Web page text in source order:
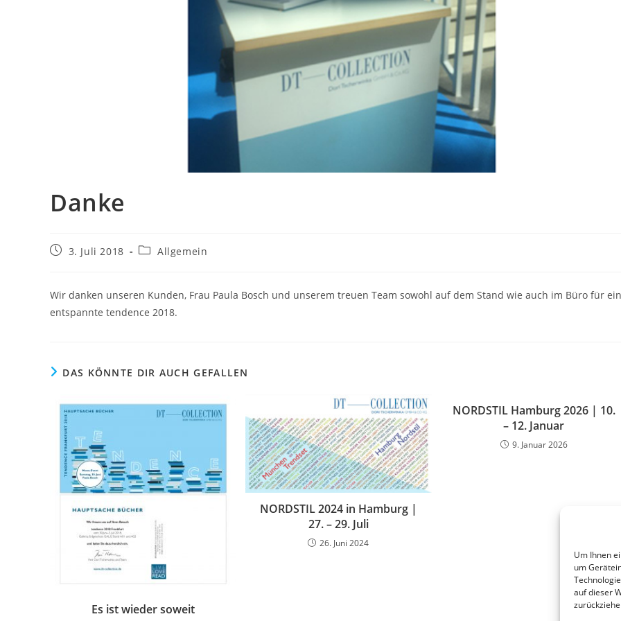
Um Ihnen
um
auf dieser
Danke
Beitrag3. Juli 2018
Beitrags-
Allgemein
Wir danken unseren Kunden, Frau Paula Bosch und unserem treuen Team sowohl auf dem Stand wie auch im Büro für
entspannte tendence 2018.
DAS KÖNNTE DIR AUCH GEFALLEN
Es ist wieder soweit
NORDSTIL 2024 in Hamburg |
27. – 29. Juli
26. Juni 2024
NORDSTIL Hamburg 2026 | 10.
– 12. Januar
9. Januar 2026